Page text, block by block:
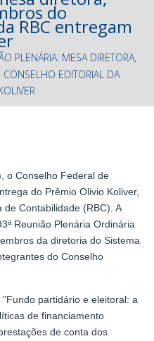
do
RBC entregam
PLENÁRIA: MESA DIRETORA,
EDITORIAL DA
o Conselho Federal de
do Prêmio Olivio Koliver,
Contabilidade (RBC). A
Reunião Plenária Ordinária
da diretoria do Sistema
do Conselho
partidário e eleitoral: a
de financiamento
de conta dos